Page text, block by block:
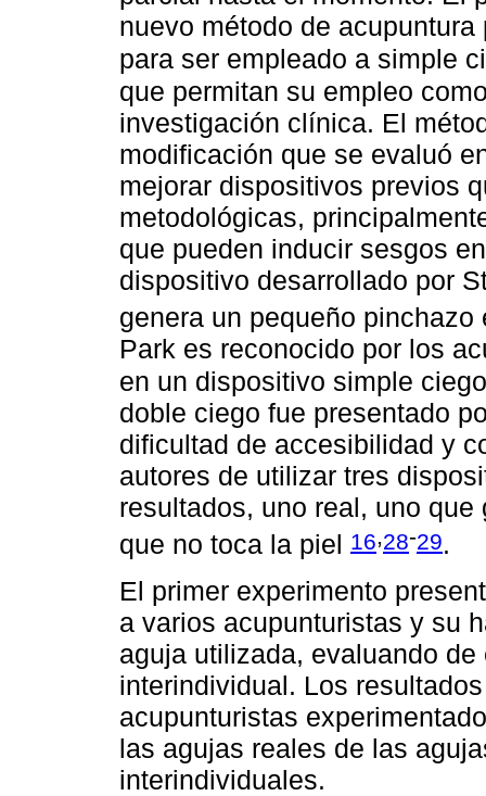
nuevo método de
para ser empleado a simple
que permitan su empleo
investigación clínica. El
modificación que se evaluó
mejorar dispositivos previos
metodológicas,
que pueden inducir sesgos
dispositivo desarrollado por
genera un pequeño
Park es reconocido por los
en un dispositivo simple
doble ciego fue presentado
dificultad de accesibilidad y
autores de utilizar tres
resultados, uno real, uno
que no toca la piel 16,28-29.
El primer experimento
a varios acupunturistas y su
aguja utilizada, evaluando
interindividual. Los
acupunturistas
las agujas reales de las
interindividuales.